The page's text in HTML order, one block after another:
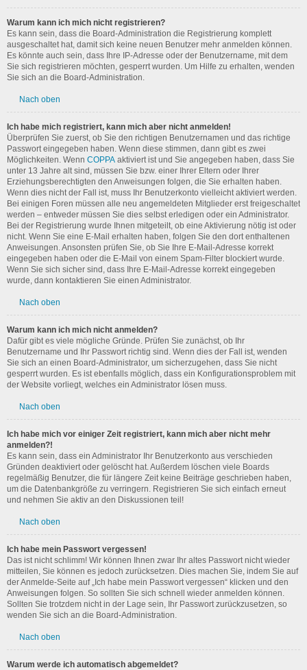
Warum kann ich mich nicht registrieren?
Es kann sein, dass die Board-Administration die Registrierung komplett
ausgeschaltet hat, damit sich keine neuen Benutzer mehr anmelden können.
Es könnte auch sein, dass Ihre IP-Adresse oder der Benutzername, mit dem
Sie sich registrieren möchten, gesperrt wurden. Um Hilfe zu erhalten, wenden
Sie sich an die Board-Administration.
Nach oben
Ich habe mich registriert, kann mich aber nicht anmelden!
Überprüfen Sie zuerst, ob Sie den richtigen Benutzernamen und das richtige
Passwort eingegeben haben. Wenn diese stimmen, dann gibt es zwei
Möglichkeiten. Wenn COPPA aktiviert ist und Sie angegeben haben, dass Sie
unter 13 Jahre alt sind, müssen Sie bzw. einer Ihrer Eltern oder Ihrer
Erziehungsberechtigten den Anweisungen folgen, die Sie erhalten haben.
Wenn dies nicht der Fall ist, muss Ihr Benutzerkonto vielleicht aktiviert werden.
Bei einigen Foren müssen alle neu angemeldeten Mitglieder erst freigeschaltet
werden – entweder müssen Sie dies selbst erledigen oder ein Administrator.
Bei der Registrierung wurde Ihnen mitgeteilt, ob eine Aktivierung nötig ist oder
nicht. Wenn Sie eine E-Mail erhalten haben, folgen Sie den dort enthaltenen
Anweisungen. Ansonsten prüfen Sie, ob Sie Ihre E-Mail-Adresse korrekt
eingegeben haben oder die E-Mail von einem Spam-Filter blockiert wurde.
Wenn Sie sich sicher sind, dass Ihre E-Mail-Adresse korrekt eingegeben
wurde, dann kontaktieren Sie einen Administrator.
Nach oben
Warum kann ich mich nicht anmelden?
Dafür gibt es viele mögliche Gründe. Prüfen Sie zunächst, ob Ihr
Benutzername und Ihr Passwort richtig sind. Wenn dies der Fall ist, wenden
Sie sich an einen Board-Administrator, um sicherzugehen, dass Sie nicht
gesperrt wurden. Es ist ebenfalls möglich, dass ein Konfigurationsproblem mit
der Website vorliegt, welches ein Administrator lösen muss.
Nach oben
Ich habe mich vor einiger Zeit registriert, kann mich aber nicht mehr
anmelden?!
Es kann sein, dass ein Administrator Ihr Benutzerkonto aus verschieden
Gründen deaktiviert oder gelöscht hat. Außerdem löschen viele Boards
regelmäßig Benutzer, die für längere Zeit keine Beiträge geschrieben haben,
um die Datenbankgröße zu verringern. Registrieren Sie sich einfach erneut
und nehmen Sie aktiv an den Diskussionen teil!
Nach oben
Ich habe mein Passwort vergessen!
Das ist nicht schlimm! Wir können Ihnen zwar Ihr altes Passwort nicht wieder
mitteilen, Sie können es jedoch zurücksetzen. Dies machen Sie, indem Sie auf
der Anmelde-Seite auf „Ich habe mein Passwort vergessen“ klicken und den
Anweisungen folgen. So sollten Sie sich schnell wieder anmelden können.
Sollten Sie trotzdem nicht in der Lage sein, Ihr Passwort zurückzusetzen, so
wenden Sie sich an die Board-Administration.
Nach oben
Warum werde ich automatisch abgemeldet?